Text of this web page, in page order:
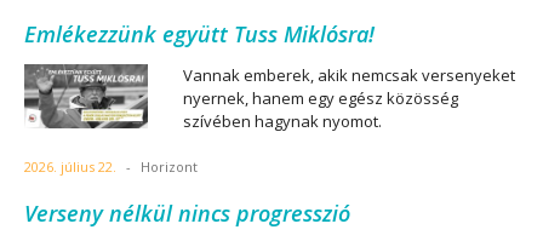
Emlékezzünk együtt Tuss Miklósra!
Vannak emberek, akik nemcsak versenyeket
nyernek, hanem egy egész közösség
szívében hagynak nyomot.
2026. július 22. - Horizont
Verseny nélkül nincs progresszió